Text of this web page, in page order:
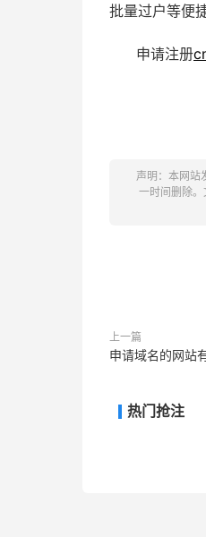
批量过户等便
申请注册
声明：本网站
一时间删除
上一篇
申请域名的网站
热门抢注